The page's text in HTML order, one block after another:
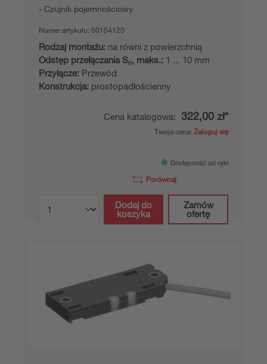
Czujnik pojemnościowy
Numer artykułu: 50154120
Rodzaj montażu: na równi z powierzchnią
Odstęp przełączania Sn, maks.: 1 ... 10 mm
Przyłącze: Przewód
Konstrukcja: prostopadłościenny
Cena katalogowa: 322,00 zł*
Twoja cena: Zaloguj się
Dostępność od ręki
Porównaj
Dodaj do
koszyka
Zamów
ofertę